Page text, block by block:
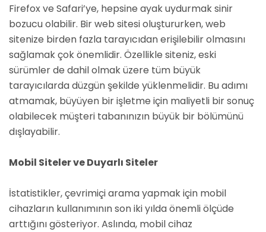
Firefox ve Safari’ye, hepsine ayak uydurmak sinir
bozucu olabilir. Bir web sitesi oluştururken, web
sitenize birden fazla tarayıcıdan erişilebilir olmasını
sağlamak çok önemlidir. Özellikle siteniz, eski
sürümler de dahil olmak üzere tüm büyük
tarayıcılarda düzgün şekilde yüklenmelidir. Bu adımı
atmamak, büyüyen bir işletme için maliyetli bir sonuç
olabilecek müşteri tabanınızın büyük bir bölümünü
dışlayabilir.
Mobil Siteler ve Duyarlı Siteler
İstatistikler, çevrimiçi arama yapmak için mobil
cihazların kullanımının son iki yılda önemli ölçüde
arttığını gösteriyor. Aslında, mobil cihaz